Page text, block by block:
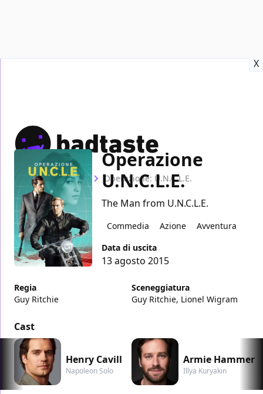
X
Home Film Operazione: U.N.C.L.E.
Operazione
U.N.C.L.E.
The Man from U.N.C.L.E.
Commedia Azione
Avventura
Data di uscita
13 agosto 2015
Regia
Guy Ritchie
Sceneggiatura
Guy Ritchie, Lionel Wigram
Cast
Henry Cavill
Napoleon Solo
Armie Hammer
Illya Kuryakin